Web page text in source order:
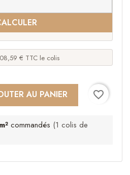
€ TTC le colis
AU PANIER favorite_border
commandés (1 colis de